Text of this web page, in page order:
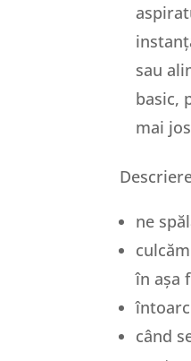
sau
basic,
mai
ne
în așa
când